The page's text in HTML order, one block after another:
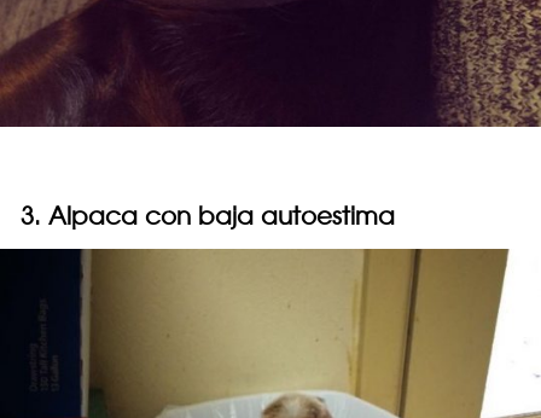
3. Alpaca con baja autoestima